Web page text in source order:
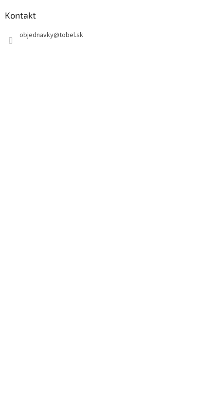
Kontakt
objednavky@tobel.sk